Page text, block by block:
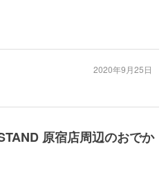
2020年9月25日
原宿店周辺のおでか